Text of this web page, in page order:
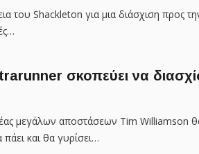
του Shackleton για μια διάσχιση προς
σκοπεύει να
μεγάλων αποστάσεων Tim Williamson
και θα γυρίσει…